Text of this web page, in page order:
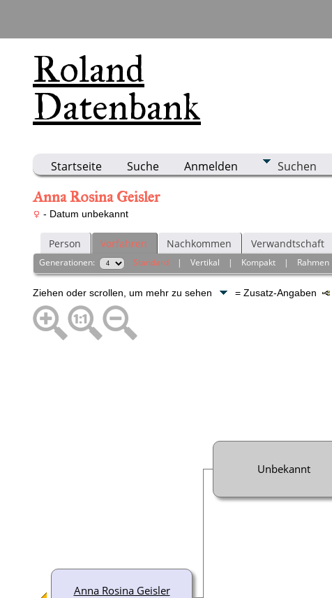
Roland
Datenbank
Startseite Suche Anmelden Suchen
Anna Rosina Geisler
- Datum unbekannt
Person Vorfahren Nachkommen Verwandtschaft
Generationen: Standard |Vertikal | Kompakt | Rahmen
Ziehen oder scrollen, um mehr zu sehen = Zusatz-Angaben
Anna Rosina Geisler
Unbekannt